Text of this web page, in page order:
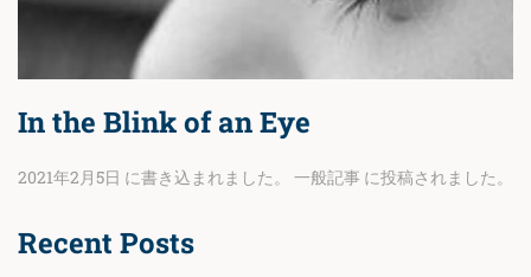
In the Blink of an Eye
2021年2月5日 に書き込まれました。 一般記事 に投稿されました。
Recent Posts